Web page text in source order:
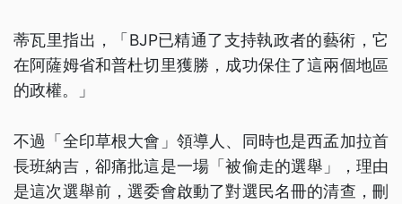
蒂瓦里指出，「BJP已精通了支持執政者的藝術，它
在阿薩姆省和普杜切里獲勝，成功保住了這兩個地區
的政權。」
不過「全印草根大會」領導人、同時也是西孟加拉首
長班納吉，卻痛批這是一場「被偷走的選舉」，理由
是這次選舉前，選委會啟動了對選民名冊的清查，刪